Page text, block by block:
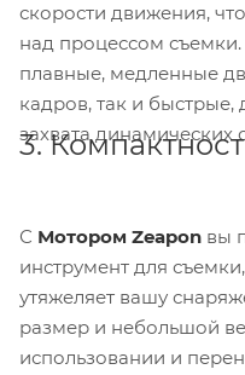
скорости движения,
над процессом
плавные, медленные
кадров, так и
захвата динамических
3.
С Мотором Zeapon вы
инструмент для
утяжеляет вашу
размер и небольшой
использовании и